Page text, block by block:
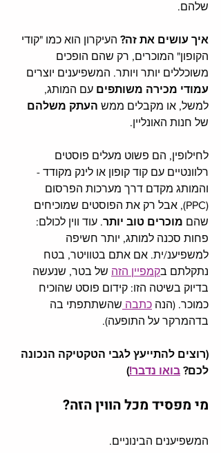
שלהם.
איך עושים את זה? העיקרון הוא כמו "קודי
הקופון" המוכרים, רק שהם הופכים
משוכללים יותר ויותר. המשפיענים יוצרים
עמודי מכירה משותפים עם המותג,
למשל, או מקבלים ממש העתק משלהם
של חנות האונליין.
לחילופין, הם פשוט מעלים פוסטים
רלוונטיים עם קוד קופון או לינק מקודד -
והמותג מקדם דרך מערכות הפרסום
(PPC), אבל רק את הפוסטים שמוכיחים
שהם מוכרים טוב יותר. עוד ווין לכולם:
פחות סכנה למותג, יותר חשיפה
למשפיענ/ית. אם אתם בטוויטר, בטח
נתקלתם בקמפיין הזה של בטר, שנעשה
בדיוק בשיטה הזו: קידום פוסט שהוכיח
כמוכר. (הנה כתבה שהשתתפתי בה
בדהמרקר על התופעה).
(רוצים להתייעץ לגבי הטקטיקה הנכונה
לכם? בואו נדבר!)
מי מפסיד מכל הווין הזה?
המשפיענים הבינוניים.